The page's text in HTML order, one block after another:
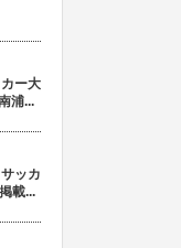
ー大
浦...
ッカ
載...